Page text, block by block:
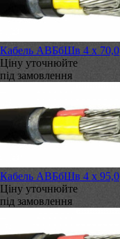
Кабель АВБбШв 4 х 70,0
Ціну уточнюйте
під замовлення
Кабель АВБбШв 4 х 95,0
Ціну уточнюйте
під замовлення